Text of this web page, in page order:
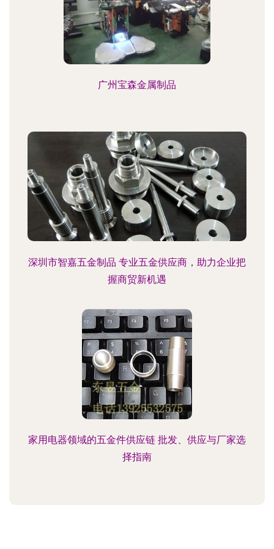
广州宝森金属制品
深圳市智嘉五金制品 专业五金供应商，助力企业把
握商贸新机遇
家用电器领域的五金件供应链 批发、供应与厂家选
择指南